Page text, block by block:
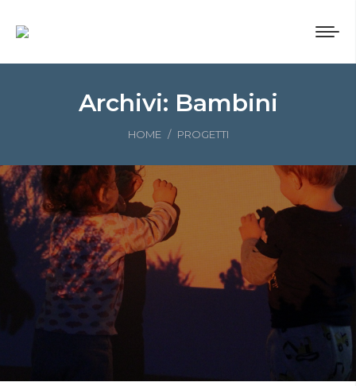
Archivi: Bambini
Tu sei qui:
HOME PROGETTI